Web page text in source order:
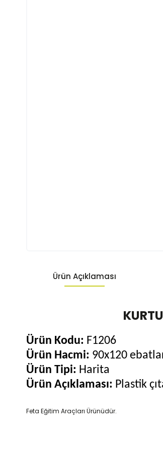
Ürün Açıklaması
Ürün Kodu: F1206
Ürün Hacmi: 90x120
Ürün Tipi: Harita
Ürün Açıklaması: Plastik
Feta Eğitim Araçları Ürünüdür.